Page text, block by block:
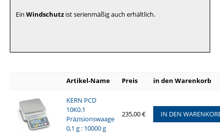
Ein Windschutz ist serienmäßig auch erhältlich.
Artikel-Name Preis in den Warenkorb
KERN PCD
10K0.1
Präzisionswaage
0,1 g : 10000 g
235,00 € IN DEN